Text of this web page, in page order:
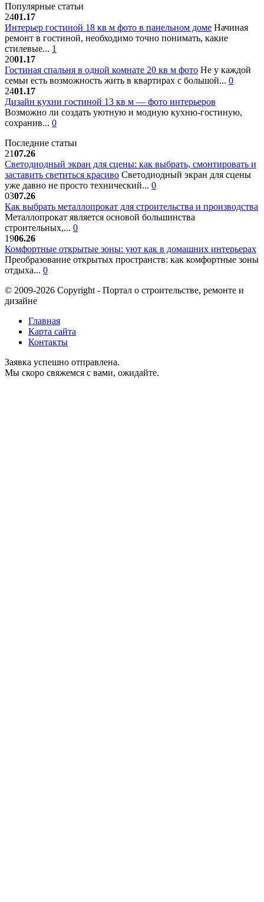
Популярные статьи
2401.17
Интерьер гостиной 18 кв м фото в панельном доме Начиная
ремонт в гостиной, необходимо точно понимать, какие
стилевые... 1
2001.17
Гостиная спальня в одной комнате 20 кв м фото Не у каждой
семьи есть возможность жить в квартирах с большой... 0
2401.17
Дизайн кухни гостиной 13 кв м — фото интерьеров
Возможно ли создать уютную и модную кухню-гостиную,
сохранив... 0
Последние статьи
2107.26
Светодиодный экран для сцены: как выбрать, смонтировать и
заставить светиться красиво Светодиодный экран для сцены
уже давно не просто технический... 0
0307.26
Как выбрать металлопрокат для строительства и производства
Металлопрокат является основой большинства
строительных,... 0
1906.26
Комфортные открытые зоны: уют как в домашних интерьерах
Преобразование открытых пространств: как комфортные зоны
отдыха... 0
© 2009-2026 Copyright - Портал о строительстве, ремонте и
дизайне
Главная
Карта сайта
Контакты
Заявка успешно отправлена.
Мы скоро свяжемся с вами, ожидайте.